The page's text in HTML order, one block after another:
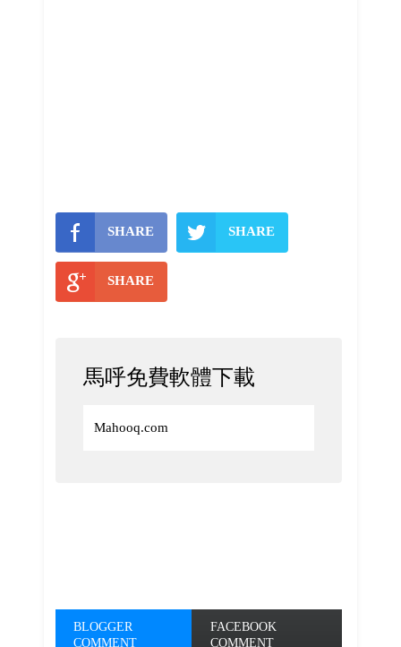
SHARE SHARE
SHARE
馬呼免費軟體下載
Mahooq.com
BLOGGER
COMMENT
FACEBOOK
COMMENT